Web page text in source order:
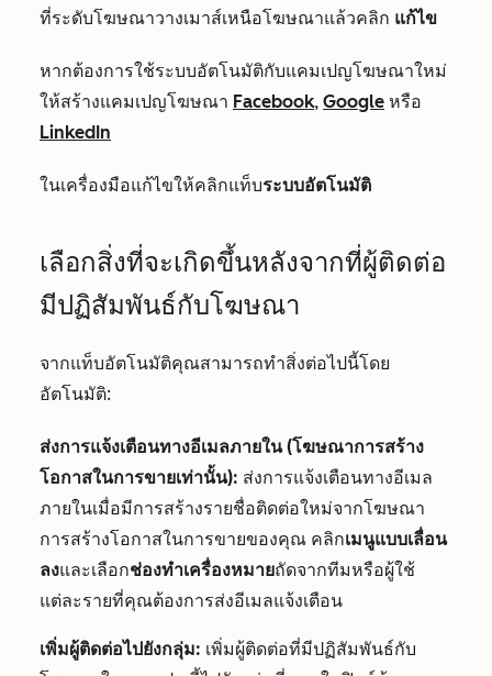
ที่ระดับโฆษณาวางเมาส์เหนือโฆษณาแล้วคลิก แก้ไข
หากต้องการใช้ระบบอัตโนมัติกับแคมเปญโฆษณาใหม่
ให้สร้างแคมเปญโฆษณา Facebook, Google หรือ
LinkedIn
ในเครื่องมือแก้ไขให้คลิกแท็บระบบอัตโนมัติ
เลือกสิ่งที่จะเกิดขึ้นหลังจากที่ผู้ติดต่อ
มีปฏิสัมพันธ์กับโฆษณา
จากแท็บอัตโนมัติคุณสามารถทำสิ่งต่อไปนี้โดย
อัตโนมัติ:
ส่งการแจ้งเตือนทางอีเมลภายใน (โฆษณาการสร้าง
โอกาสในการขายเท่านั้น): ส่งการแจ้งเตือนทางอีเมล
ภายในเมื่อมีการสร้างรายชื่อติดต่อใหม่จากโฆษณา
การสร้างโอกาสในการขายของคุณ คลิกเมนูแบบเลื่อน
ลงและเลือกช่องทำเครื่องหมายถัดจากทีมหรือผู้ใช้
แต่ละรายที่คุณต้องการส่งอีเมลแจ้งเตือน
เพิ่มผู้ติดต่อไปยังกลุ่ม: เพิ่มผู้ติดต่อที่มีปฏิสัมพันธ์กับ